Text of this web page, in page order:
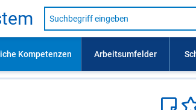
Suche
nach
Lehrausbildung,
usw.